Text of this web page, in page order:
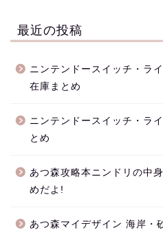
最近の投稿
ニンテンドースイッチ・ラ
在庫まとめ
ニンテンドースイッチ・ラ
とめ
あつ森攻略本ニンドリの中
めだよ!
あつ森マイデザイン 海岸・